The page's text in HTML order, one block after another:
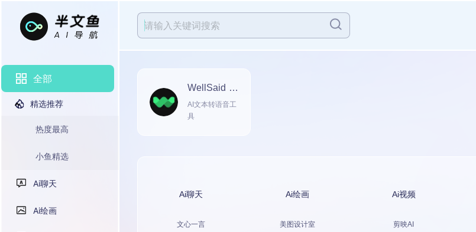
全部
精选推荐
热度最高
小鱼精选
Ai聊天
Ai绘画
WellSaid L
abs
AI文本转语音工
具
Ai聊天
文心一言
Ai绘画
美图设计室
Ai视频
剪映AI